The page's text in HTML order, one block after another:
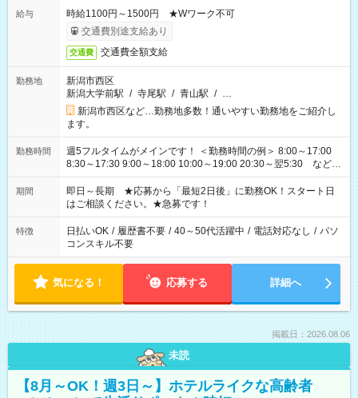
給与
時給1100円～1500円 ★Wワーク不可
交通費別途支給あり
交通費 交通費全額支給
勤務地
新潟市西区
新潟大学前駅 / 寺尾駅 / 青山駅 / …
新潟市西区など…勤務地多数！通いやすい勤務地をご紹介し
ます。
勤務時間
週5フルタイムがメインです！ ＜勤務時間の例＞ 8:00～17:00
8:30～17:30 9:00～18:00 10:00～19:00 20:30～翌5:30 など ★
その他にも勤務時間多数！ 日勤のみ、残業なし、交替制など
ご希望を教えてください！
期間
即日～長期 ★応募から「最短2日後」に勤務OK！スタート日
はご相談ください。★急募です！
特徴 日払いOK / 履歴書不要 / 40～50代活躍中 / 電話対応なし / パソ
コンスキル不要
気になる！ 応募する 詳細へ
掲載日：2026.08.06
未読
【8月～OK！週3日～】ホテルライクな高齢者